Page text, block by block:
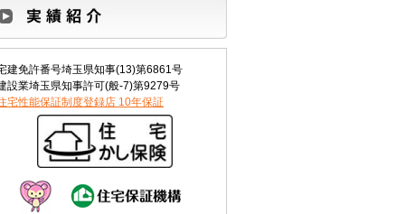
建免許番号埼玉県知事(13)第6861号
設業埼玉県知事許可(般-7)第9279号
宅性能保証制度登録店 10年保証